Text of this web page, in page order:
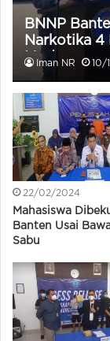
BNNP
Narkotika 4
Medan
Iman NR 10/
22/02/2024
Mahasiswa
Banten Usai
Sabu